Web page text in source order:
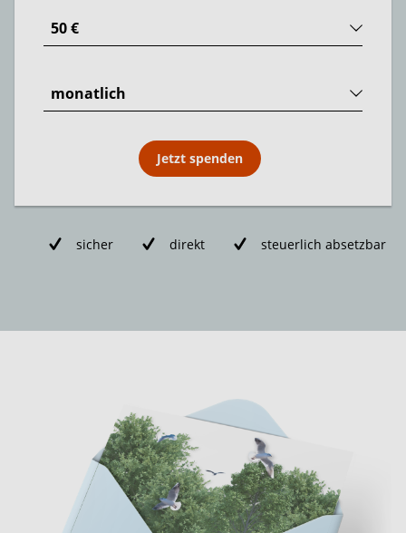
Jetzt spenden
sicher direkt steuerlich absetzbar